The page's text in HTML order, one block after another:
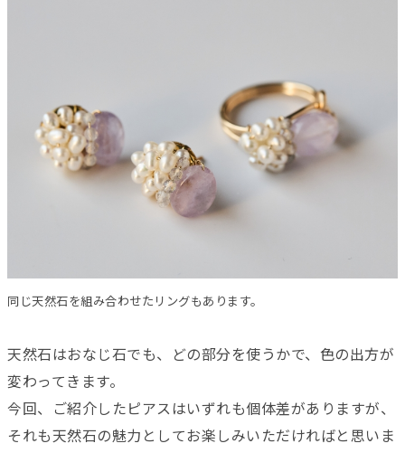
同じ天然石を組み合わせたリングもあります。
天然石はおなじ石でも、どの部分を使うかで、色の出方が
変わってきます。
今回、ご紹介したピアスはいずれも個体差がありますが、
それも天然石の魅力としてお楽しみいただければと思いま